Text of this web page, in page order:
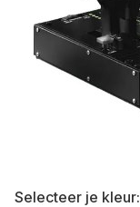
Selecteer je kleur: